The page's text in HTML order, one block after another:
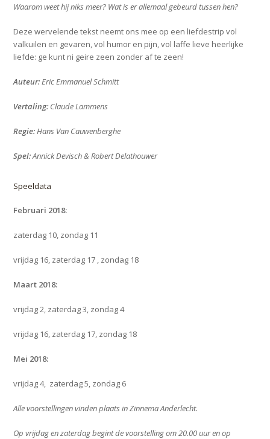
Waarom weet hij niks meer? Wat is er allemaal gebeurd tussen hen?
Deze wervelende tekst neemt ons mee op een liefdestrip vol
valkuilen en gevaren, vol humor en pijn, vol laffe lieve heerlijke
liefde: ge kunt ni geire zeen zonder af te zeen!
Auteur:Eric Emmanuel Schmitt
Vertaling: Claude Lammens
Regie:Hans Van Cauwenberghe
Spel:Annick Devisch & Robert Delathouwer
Speeldata
Februari 2018:
zaterdag 10, zondag 11
vrijdag 16, zaterdag 17 , zondag 18
Maart 2018:
vrijdag 2, zaterdag 3, zondag 4
vrijdag 16, zaterdag 17, zondag 18
Mei 2018:
vrijdag 4, zaterdag 5, zondag 6
Alle voorstellingen vinden plaats in Zinnema Anderlecht.
Op vrijdag en zaterdag begint de voorstelling om 20.00 uur en op